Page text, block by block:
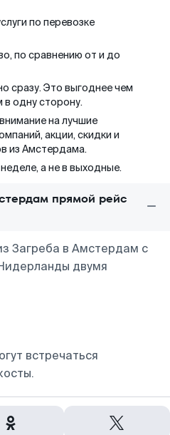
по перевозке
по сравнению от и до
сразу. Это выгоднее чем
одну сторону.
на лучшие
акции, скидки и
из Амстердама.
а не в выходные.
прямой рейс
Загреба в Амстердам с
двумя
встречаться